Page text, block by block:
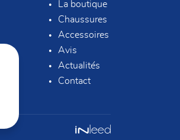
La boutique
Chaussures
Accessoires
Avis
Actualités
Contact